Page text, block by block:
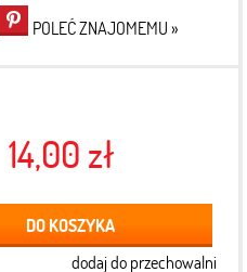
POLEĆ ZNAJOMEMU »
14,00 zł
DO KOSZYKA
dodaj do przechowalni